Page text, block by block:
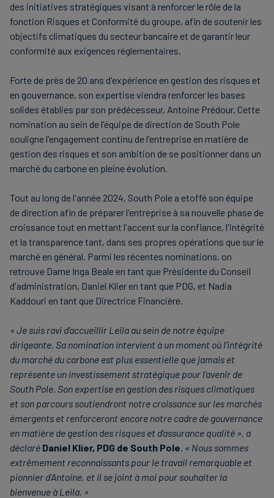
des initiatives stratégiques visant à renforcer le rôle de la
fonction Risques et Conformité du groupe, afin de soutenir les
objectifs climatiques du secteur bancaire et de garantir leur
conformité aux exigences réglementaires.
Forte de près de 20 ans d'expérience en gestion des risques et
en gouvernance, son expertise viendra renforcer les bases
solides établies par son prédécesseur, Antoine Prédour. Cette
nomination au sein de l'équipe de direction de South Pole
souligne l'engagement continu de l'entreprise en matière de
gestion des risques et son ambition de se positionner dans un
marché du carbone en pleine évolution.
Tout au long de l'année 2024, South Pole a etoffé son équipe
de direction afin de préparer l'entreprise à sa nouvelle phase de
croissance tout en mettant l'accent sur la confiance, l'intégrité
et la transparence tant, dans ses propres opérations que sur le
marché en général. Parmi les récentes nominations, on
retrouve Dame Inga Beale en tant que Présidente du Conseil
d'administration, Daniel Klier en tant que PDG, et Nadia
Kaddouri en tant que Directrice Financière.
« Je suis ravi d'accueillir Leila au sein de notre équipe
dirigeante. Sa nomination intervient à un moment où l'intégrité
du marché du carbone est plus essentielle que jamais et
représente un investissement stratégique pour l'avenir de
South Pole. Son expertise en gestion des risques climatiques
et son parcours soutiendront notre croissance sur les marchés
émergents et renforceront encore notre cadre de gouvernance
en matière de gestion des risques et d'assurance qualité », a
déclaré Daniel Klier, PDG de South Pole. « Nous sommes
extrêmement reconnaissants pour le travail remarquable et
pionnier d'Antoine, et il se joint à moi pour souhaiter la
bienvenue à Leila. »